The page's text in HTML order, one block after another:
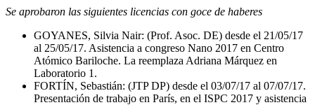
Se aprobaron las siguientes licencias con goce de haberes
GOYANES, Silvia Nair: (Prof. Asoc. DE) desde el 21/05/17
al 25/05/17. Asistencia a congreso Nano 2017 en Centro
Atómico Bariloche. La reemplaza Adriana Márquez en
Laboratorio 1.
FORTÍN, Sebastián: (JTP DP) desde el 03/07/17 al 07/07/17.
Presentación de trabajo en París, en el ISPC 2017 y asistencia